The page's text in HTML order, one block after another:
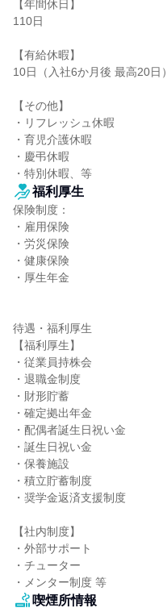
【年間休日】
110日
【有給休暇】
10日（入社6か月後 最高20日）
【その他】
・リフレッシュ休暇
・育児介護休暇
・慶弔休暇
・特別休暇、等
福利厚生
保険制度：
・雇用保険
・労災保険
・健康保険
・厚生年金
待遇・福利厚生
【福利厚生】
・従業員持株会
・退職金制度
・財形貯蓄
・確定拠出年金
・配偶者誕生日祝い金
・誕生日祝い金
・保養施設
・積立貯蓄制度
・奨学金返済支援制度
【社内制度】
・外部サポート
・チューター
・メンター制度 等
喫煙所情報